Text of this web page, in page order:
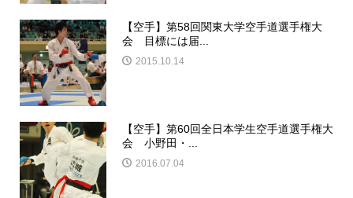
【空手】第58回関東大学空手道選手権大
会 目標には届...
2015.10.14
【空手】第60回全日本学生空手道選手権大
会 小野田・...
2016.07.04